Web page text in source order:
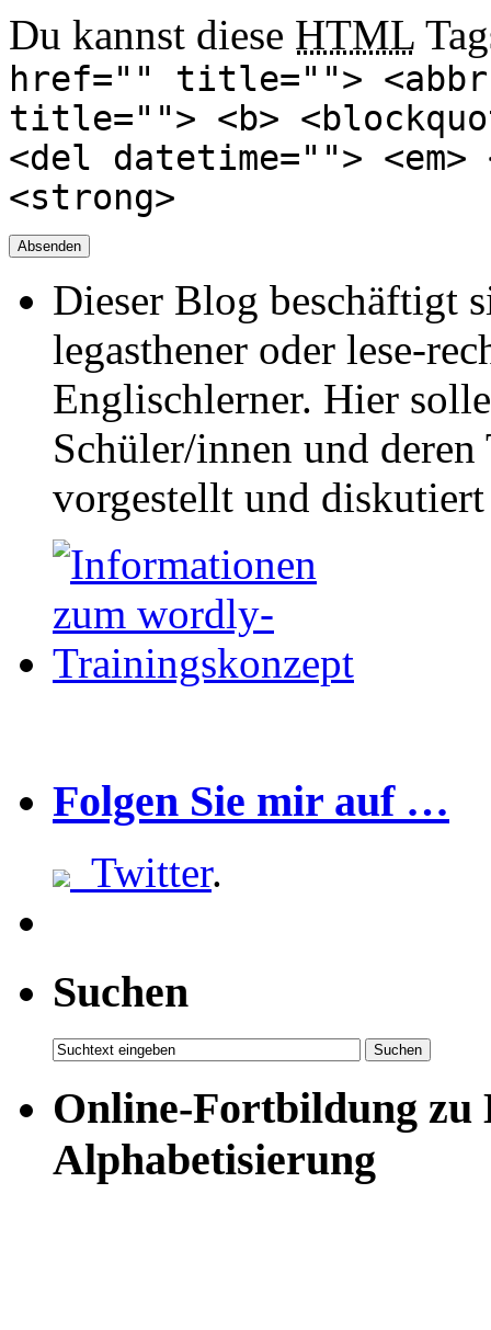
Du kannst diese HTML
href="" title="">
title=""> <b>
<del datetime="">
<strong>
Dieser Blog beschäftigt
legasthener oder lese-
Englischlerner. Hier
Schüler/innen und
vorgestellt und
Folgen Sie mir auf …
Twitter.
Suchen
Online-Fortbildung zu
Alphabetisierung